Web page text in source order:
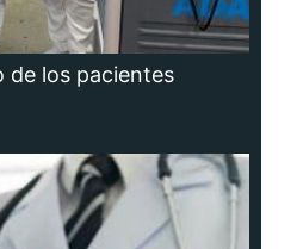
de los pacientes